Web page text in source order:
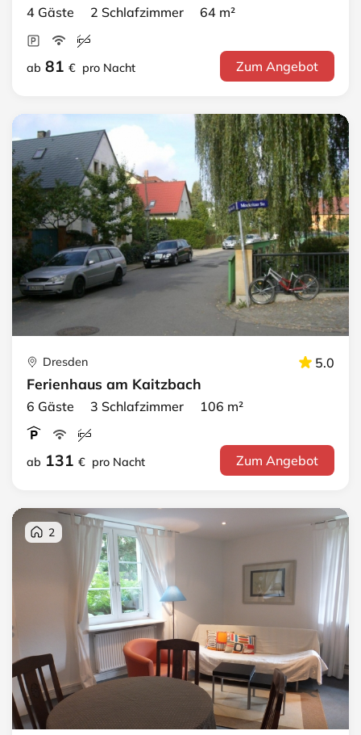
4 Gäste 2 Schlafzimmer 64 m²
ab 81 € pro Nacht Zum Angebot
Dresden 5.0
Ferienhaus am Kaitzbach
6 Gäste 3 Schlafzimmer 106 m²
ab 131 € pro Nacht Zum Angebot
2